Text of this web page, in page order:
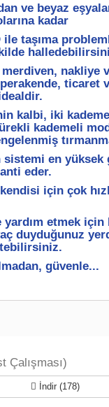
ve beyaz
kadar
ile taşıma
nakliye
ticaret
kalbi, iki
kademeli
sistemi en yüksek
eder.
için çok
yardım etmek
duyduğunuz
güvenle...
Çalışması)
İndir (178)